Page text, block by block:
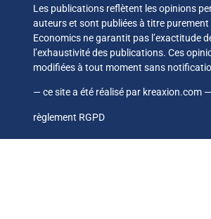
Les publications reflètent les opinions
auteurs et sont publiées à titre
Economics ne garantit pas l’exactitude
l’exhaustivité des publications. Ces
modifiées à tout moment sans
— ce site a été réalisé par kreaxion.com —
règlement RGPD